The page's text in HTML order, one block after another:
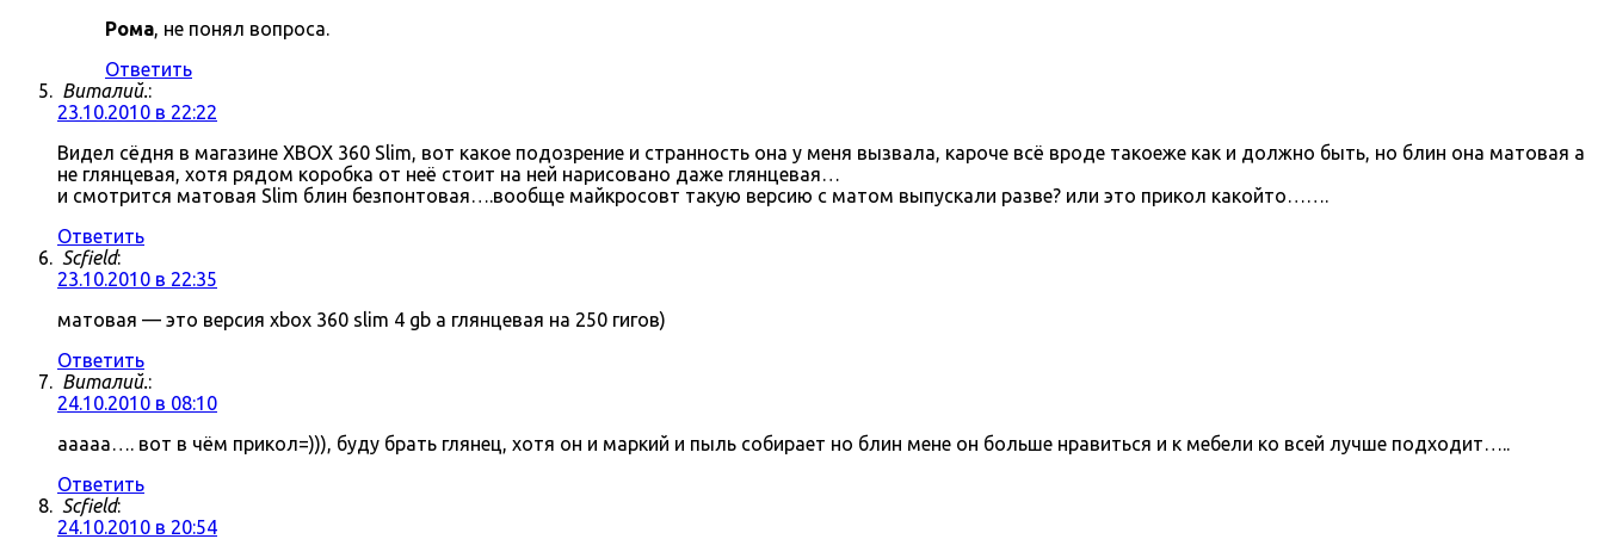
Рома, не понял вопроса.
Ответить
Виталий.:
23.10.2010 в 22:22
Видел сёдня в магазине XBOX 360 Slim, вот какое подозрение и странность она у меня вызвала, кароче всё вроде такоеже как и должно быть, но блин она матовая а
не глянцевая, хотя рядом коробка от неё стоит на ней нарисовано даже глянцевая…
и смотрится матовая Slim блин безпонтовая….вообще майкросовт такую версию с матом выпускали разве? или это прикол какойто…….
Ответить
Scfield:
23.10.2010 в 22:35
матовая — это версия xbox 360 slim 4 gb а глянцевая на 250 гигов)
Ответить
Виталий.:
24.10.2010 в 08:10
ааааа…. вот в чём прикол=))), буду брать глянец, хотя он и маркий и пыль собирает но блин мене он больше нравиться и к мебели ко всей лучше подходит…..
Ответить
Scfield:
24.10.2010 в 20:54